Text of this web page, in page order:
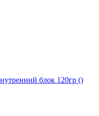
блок 120гр ()